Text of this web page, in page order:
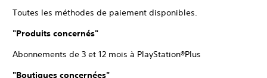
Toutes les méthodes de paiement disponibles.
"Produits concernés"
Abonnements de 3 et 12 mois à PlayStation®Plus
"Boutiques concernées"